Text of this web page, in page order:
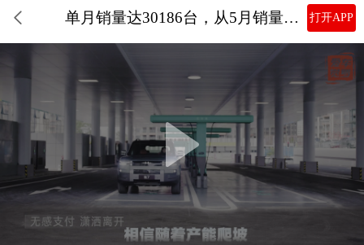
单月销量达30186台，从5月销量看方程豹全品类如何强势破局？ 打开APP